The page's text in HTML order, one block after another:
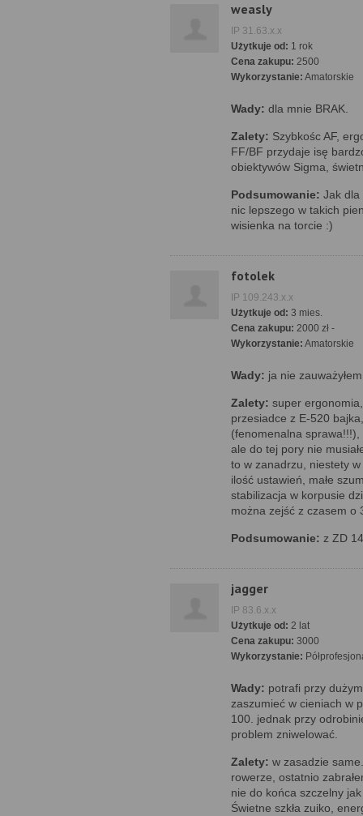
weasly
IP 31.63.x.x
Użytkuje od: 1 rok
Cena zakupu: 2500
Wykorzystanie: Amatorskie
Wady: dla mnie BRAK.
Zalety: Szybkośc AF,
FF/BF przydaje isę
obiektywów Sigma,
Podsumowanie: Jak dla
nic lepszego w takich
wisienka na torcie :)
fotolek
IP 109.243.x.x
Użytkuje od: 3 mies.
Cena zakupu: 2000 zł -
Wykorzystanie: Amatorskie
Wady: ja nie
Zalety: super
przesiadce z E-520
(fenomenalna
ale do tej pory nie
to w zanadrzu, niestety
ilość ustawień, małe
stabilizacja w korpusie
można zejść z czasem o
Podsumowanie: z ZD
jagger
IP 83.6.x.x
Użytkuje od: 2 lat
Cena zakupu: 3000
Wykorzystanie:
Wady: potrafi przy
zaszumieć w cieniach w
100. jednak przy
problem zniwelować.
Zalety: w zasadzie
rowerze, ostatnio
nie do końca szczelny
Świetne szkła zuiko,